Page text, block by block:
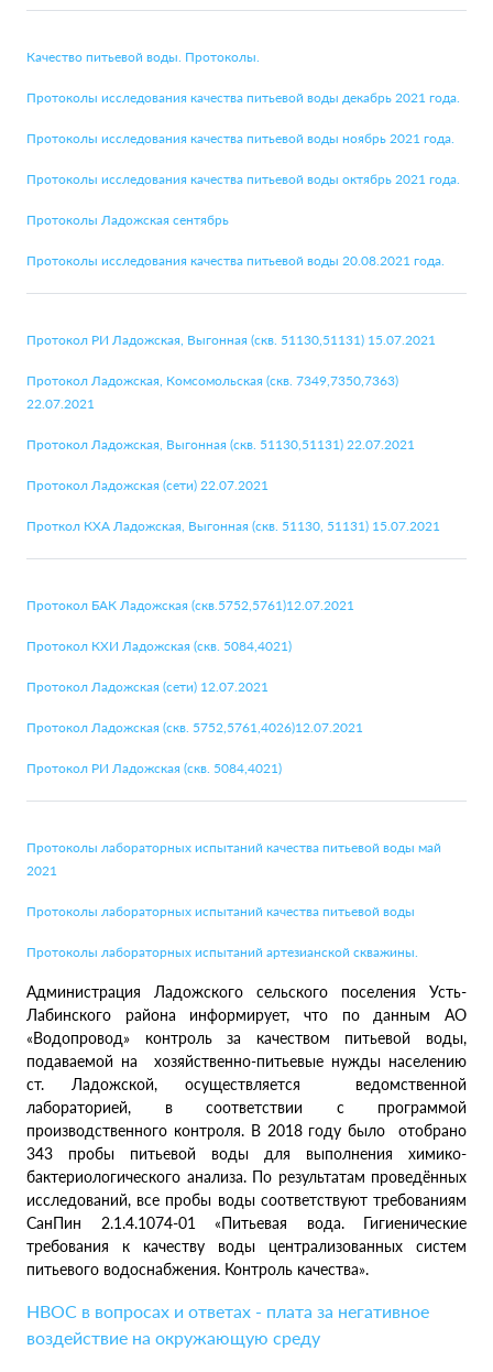
Качество питьевой воды. Протоколы.
Протоколы исследования качества питьевой воды декабрь 2021 года.
Протоколы исследования качества питьевой воды ноябрь 2021 года.
Протоколы исследования качества питьевой воды октябрь 2021 года.
Протоколы Ладожская сентябрь
Протоколы исследования качества питьевой воды 20.08.2021 года.
Протокол РИ Ладожская, Выгонная (скв. 51130,51131) 15.07.2021
Протокол Ладожская, Комсомольская (скв. 7349,7350,7363)
22.07.2021
Протокол Ладожская, Выгонная (скв. 51130,51131) 22.07.2021
Протокол Ладожская (сети) 22.07.2021
Проткол КХА Ладожская, Выгонная (скв. 51130, 51131) 15.07.2021
Протокол БАК Ладожская (скв.5752,5761)12.07.2021
Протокол КХИ Ладожская (скв. 5084,4021)
Протокол Ладожская (сети) 12.07.2021
Протокол Ладожская (скв. 5752,5761,4026)12.07.2021
Протокол РИ Ладожская (скв. 5084,4021)
Протоколы лабораторных испытаний качества питьевой воды май
2021
Протоколы лабораторных испытаний качества питьевой воды
Протоколы лабораторных испытаний артезианской скважины.
Администрация Ладожского сельского поселения Усть-
Лабинского района информирует, что по данным АО
«Водопровод» контроль за качеством питьевой воды,
подаваемой на хозяйственно-питьевые нужды населению
ст. Ладожской, осуществляется ведомственной
лабораторией, в соответствии с программой
производственного контроля. В 2018 году было отобрано
343 пробы питьевой воды для выполнения химико-
бактериологического анализа. По результатам проведённых
исследований, все пробы воды соответствуют требованиям
СанПин 2.1.4.1074-01 «Питьевая вода. Гигиенические
требования к качеству воды централизованных систем
питьевого водоснабжения. Контроль качества».
НВОС в вопросах и ответах - плата за негативное
воздействие на окружающую среду